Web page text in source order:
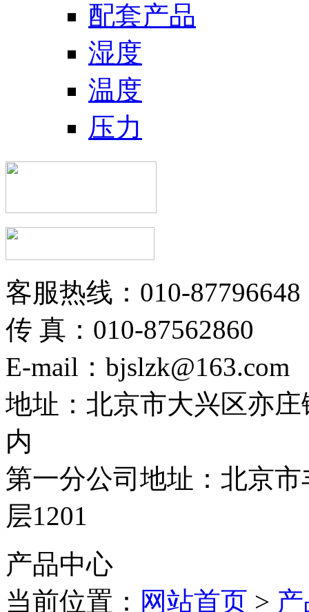
配套产品
湿度
温度
压力
客服热线：010-87796648
传 真：010-87562860
E-mail：bjslzk@163.com
地址：北京市大兴区亦
内
第一分公司地址：北京
层1201
产品中心
当前位置： 网站首页 >